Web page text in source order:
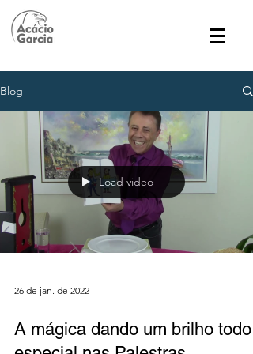
Blog
Load video
26 de jan. de 2022
A mágica dando um brilho todo